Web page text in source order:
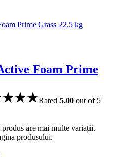
Foam Prime
Rated 5.00 out of 5
produs are mai multe variații.
produsului.